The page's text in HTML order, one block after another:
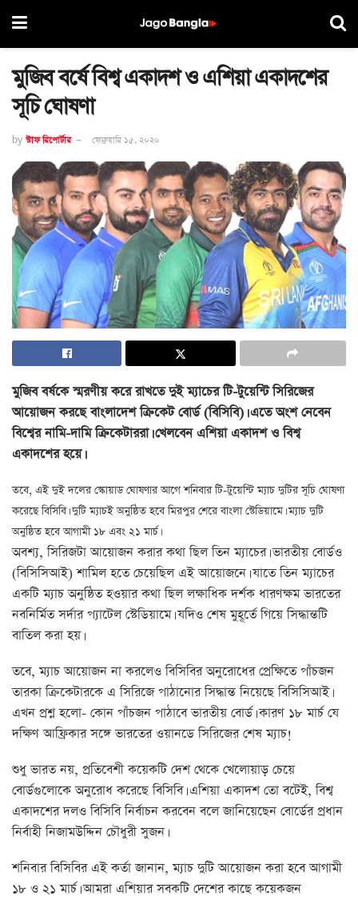
মুজিব বর্ষে বিশ্ব একাদশ ও এশিয়া একাদশের
সূচি ঘোষণা
by স্টাফ রিপোর্টার ফেব্রুয়ারি ১৫, ২০২০
মুজিব বর্ষকে স্মরণীয় করে রাখতে দুই ম্যাচের টি-টুয়েন্টি সিরিজের
আয়োজন করছে বাংলাদেশ ক্রিকেট বোর্ড (বিসিবি)। এতে অংশ নেবেন
বিশ্বের নামি-দামি ক্রিকেটাররা। খেলবেন এশিয়া একাদশ ও বিশ্ব
একাদশের হয়ে।
তবে, এই দুই দলের স্কোয়াড ঘোষণার আগে শনিবার টি-টুয়েন্টি ম্যাচ দুটির সূচি ঘোষণা
করেছে বিসিবি। দুটি ম্যাচই অনুষ্ঠিত হবে মিরপুর শেরে বাংলা স্টেডিয়ামে। ম্যাচ দুটি
অনুষ্ঠিত হবে আগামী ১৮ এবং ২১ মার্চ।
অবশ্য, সিরিজটা আয়োজন করার কথা ছিল তিন ম্যাচের। ভারতীয় বোর্ডও
(বিসিসিআই) শামিল হতে চেয়েছিল এই আয়োজনে। যাতে তিন ম্যাচের
একটি ম্যাচ অনুষ্ঠিত হওয়ার কথা ছিল লক্ষাধিক দর্শক ধারণক্ষম ভারতের
নবনির্মিত সর্দার প্যাটেল স্টেডিয়ামে। যদিও শেষ মুহূর্তে গিয়ে সিদ্ধান্তটি
বাতিল করা হয়।
তবে, ম্যাচ আয়োজন না করলেও বিসিবির অনুরোধের প্রেক্ষিতে পাঁচজন
তারকা ক্রিকেটারকে এ সিরিজে পাঠানোর সিদ্ধান্ত নিয়েছে বিসিসিআই।
এখন প্রশ্ন হলো- কোন পাঁচজন পাঠাবে ভারতীয় বোর্ড। কারণ ১৮ মার্চ যে
দক্ষিণ আফ্রিকার সঙ্গে ভারতের ওয়ানডে সিরিজের শেষ ম্যাচ!
শুধু ভারত নয়, প্রতিবেশী কয়েকটি দেশ থেকে খেলোয়াড় চেয়ে
বোর্ডগুলোকে অনুরোধ করেছে বিসিবি। এশিয়া একাদশ তো বটেই, বিশ্ব
একাদশের দলও বিসিবি নির্বাচন করবেন বলে জানিয়েছেন বোর্ডের প্রধান
নির্বাহী নিজামউদ্দিন চৌধুরী সুজন।
শনিবার বিসিবির এই কর্তা জানান, ম্যাচ দুটি আয়োজন করা হবে আগামী
১৮ ও ২১ মার্চ। আমরা এশিয়ার সবকটি দেশের কাছে কয়েকজন